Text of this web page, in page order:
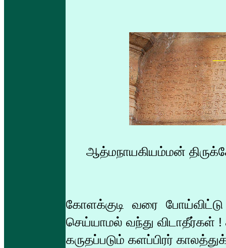
ஆத்மநாயகியம்மன்
கோளக்குடி வரை போய்விட்டு
செய்யாமல் வந்து விடாதீர்கள்
கருதப்படும் களப்பிரர்